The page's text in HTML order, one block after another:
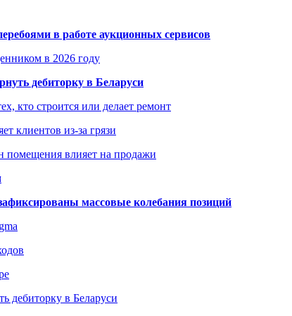
в работе аукционных сервисов
в 2026 году
дебиторку в Беларуси
кто строится или делает ремонт
клиентов из-за грязи
помещения влияет на продажи
массовые колебания позиций
дебиторку в Беларуси